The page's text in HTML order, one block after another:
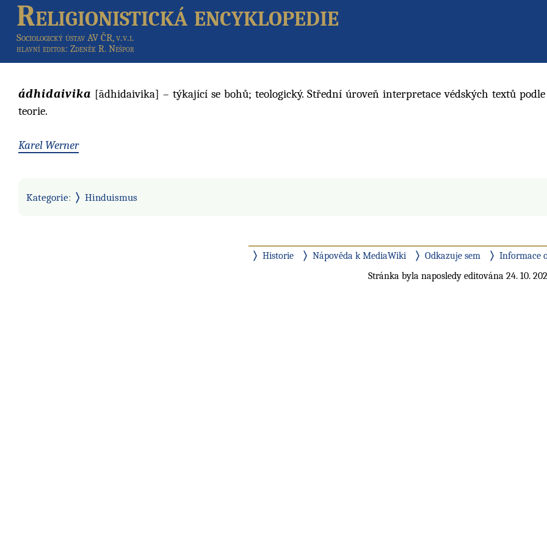
Religionistická encyklopedie
Sociologický ústav AV ČR, v.v.i.
hlavní editor: Zdeněk R. Nešpor
ádhidaivika [ādhidaivika] – týkající se bohů; teologický. Střední úroveň interpretace védských textů podle
teorie.
Karel Werner
Kategorie: Hinduismus
Historie Nápověda k MediaWiki Odkazuje sem
Informace
Stránka byla naposledy editována 24. 10.